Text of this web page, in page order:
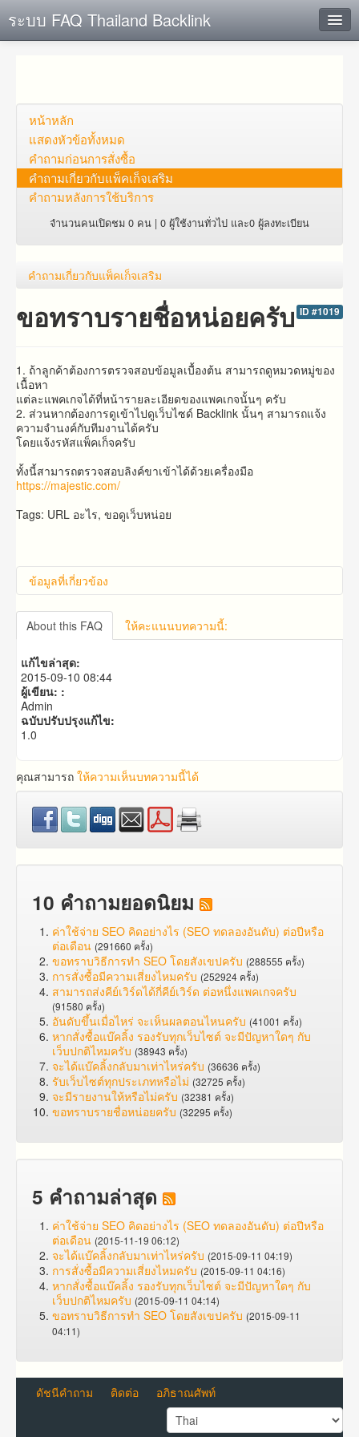
ระบบ FAQ Thailand Backlink
ตั้งคำถาม
ดูคำถาม
คุณต้องการที่จะลงทะเบียนหรือไม่?
หน้าหลัก
แสดงหัวข้อทั้งหมด
คำถาม​ก่อน​การ​สั่งซื้อ​
คำถาม​เกี่ยว​กับ​แพ็คเก็จ​เสริม
คำถามหลังการใช้บริการ
จำนวนคนเปิดชม 0 คน | 0 ผู้ใช้งานทั่วไป และ0 ผู้ลงทะเบียน
คำถาม​เกี่ยว​กับ​แพ็คเก็จ​เสริม
ID #1019
ขอทราบรายชื่อหน่อยครับ
1. ถ้า​ลูกค้า​ต้องการ​ตรวจสอบ​ข้อมูล​เบื้องต้น​ สามารถ​ดูหมวดหมู่ของ
เนื้อหา
แต่ละแพคเกจได้ที่หน้ารายละเอียดของแพคเกจนั้นๆ ครับ
2. ส่วน​หาก​ต้อง​การ​ดู​เข้าไปดูเว็บ​ไซด์​ Backlink​ นั้น​ๆ​ สามารถ​แจ้ง​
ความจำนง​ค์​กับ​ทีมงาน​ได้​ครับ​
โดย​แจ้ง​รหัส​แพ็คเก็จครับ
ทั้งนี้สามารถตรวจสอบลิงค์ขาเข้าได้ด้วยเครื่องมือ
https://majestic.com/
Tags: URL อะไร, ขอดูเว็บหน่อย
ข้อมูลที่เกี่ยวข้อง
About this FAQ ให้คะแนนบทความนี้:
แก้ไขล่าสุด:
2015-09-10 08:44
ผู้เขียน: :
Admin
ฉบับปรับปรุงแก้ไข:
1.0
คุณสามารถ ให้ความเห็นบทความนี้ได้
10 คำถามยอดนิยม
ค่าใช้จ่าย SEO คิดอย่างไร (SEO ทดลองอันดับ) ต่อปีหรือ
ต่อเดือน (291660 ครั้ง)
ขอทราบวิธีการทำ SEO โดยสังเขปครับ (288555 ครั้ง)
การสั่งซื้อมีความเสี่ยงไหมครับ (252924 ครั้ง)
สามารถส่งคีย์เวิร์ดได้กี่คีย์เวิร์ด ต่อหนึ่งแพคเกจครับ
(91580 ครั้ง)
อันดับขึ้นเมื่อไหร่ จะเห็นผลตอนไหนครับ (41001 ครั้ง)
หากสั่งซื้อแบ๊คลิ้ง รองรับทุกเว็บไซต์ จะมีปัญหาใดๆ กับ
เว็บปกติไหมครับ (38943 ครั้ง)
จะได้แบ๊คลิ้งกลับมาเท่าไหร่ครับ (36636 ครั้ง)
รับเว็บไซต์ทุกประเภทหรือไม่ (32725 ครั้ง)
จะมีรายงานให้หรือไม่ครับ (32381 ครั้ง)
ขอทราบรายชื่อหน่อยครับ (32295 ครั้ง)
5 คำถามล่าสุด
ค่าใช้จ่าย SEO คิดอย่างไร (SEO ทดลองอันดับ) ต่อปีหรือ
ต่อเดือน (2015-11-19 06:12)
จะได้แบ๊คลิ้งกลับมาเท่าไหร่ครับ (2015-09-11 04:19)
การสั่งซื้อมีความเสี่ยงไหมครับ (2015-09-11 04:16)
หากสั่งซื้อแบ๊คลิ้ง รองรับทุกเว็บไซต์ จะมีปัญหาใดๆ กับ
เว็บปกติไหมครับ (2015-09-11 04:14)
ขอทราบวิธีการทำ SEO โดยสังเขปครับ (2015-09-11
04:11)
ดัชนีคำถาม ติดต่อ อภิธาณศัพท์